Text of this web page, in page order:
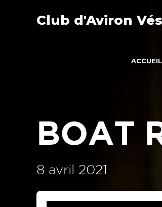
Club d'Aviron
ACCUEIL
BOAT
8 avril 2021